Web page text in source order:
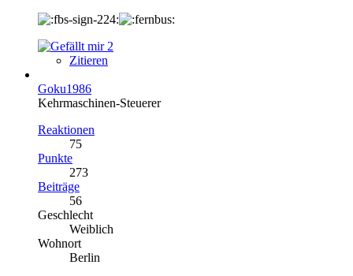
2
Zitieren
Goku1986
Kehrmaschinen-Steuerer
Reaktionen
75
Punkte
273
Beiträge
56
Geschlecht
Weiblich
Wohnort
Berlin